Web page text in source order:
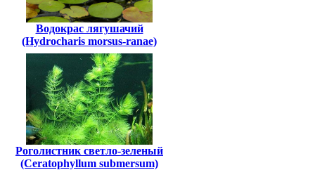
Водокрас лягушачий
(Hydrocharis morsus-ranae)
Роголистник светло-зеленый
(Ceratophyllum submersum)